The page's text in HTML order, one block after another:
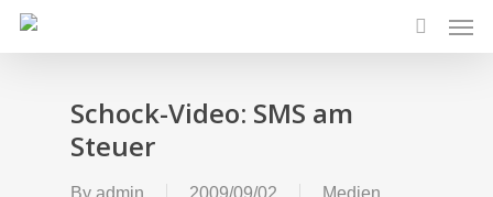
Skip
search
Schock-Video: SMS am
Steuer
By admin 2009/09/02 Medien